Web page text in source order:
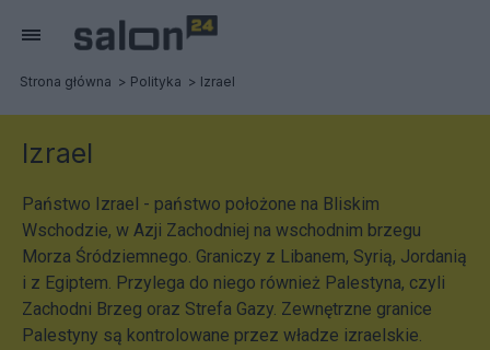
Strona główna Polityka Izrael
Izrael
Państwo Izrael - państwo położone na Bliskim
Wschodzie, w Azji Zachodniej na wschodnim brzegu
Morza Śródziemnego. Graniczy z Libanem, Syrią, Jordanią
i z Egiptem. Przylega do niego również Palestyna, czyli
Zachodni Brzeg oraz Strefa Gazy. Zewnętrzne granice
Palestyny są kontrolowane przez władze izraelskie.